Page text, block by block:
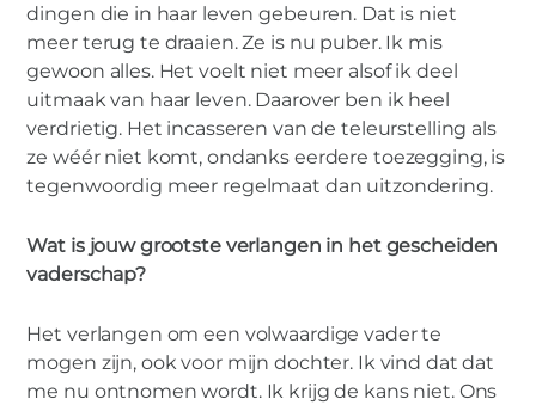
dingen die in haar leven gebeuren. Dat is niet
meer terug te draaien. Ze is nu puber. Ik mis
gewoon alles. Het voelt niet meer alsof ik deel
uitmaak van haar leven. Daarover ben ik heel
verdrietig. Het incasseren van de teleurstelling als
ze wéér niet komt, ondanks eerdere toezegging, is
tegenwoordig meer regelmaat dan uitzondering.
Wat is jouw grootste verlangen in het gescheiden
vaderschap?
Het verlangen om een volwaardige vader te
mogen zijn, ook voor mijn dochter. Ik vind dat dat
me nu ontnomen wordt. Ik krijg de kans niet. Ons